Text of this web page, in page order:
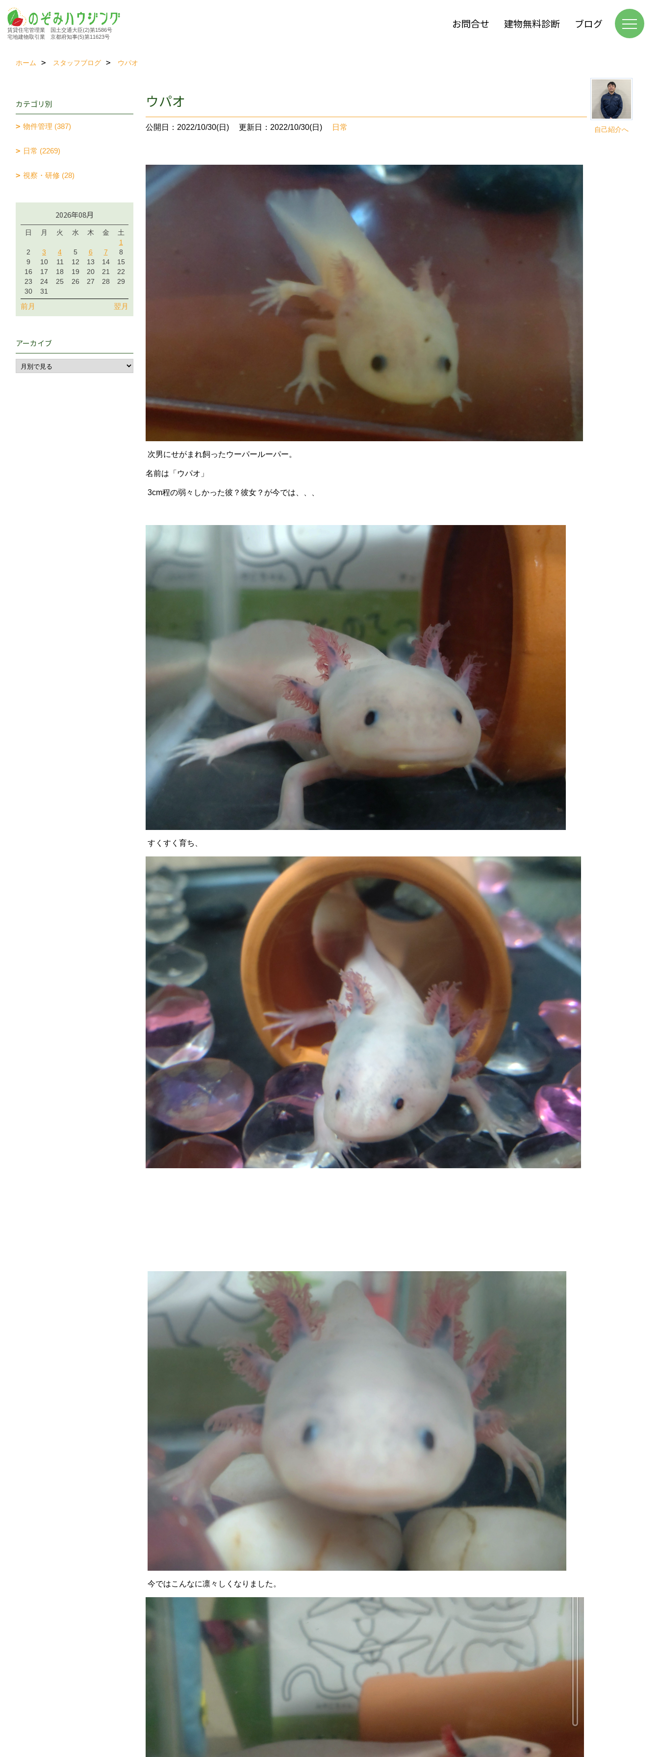
賃貸住宅管理業 国土交通大臣(2)第1586号
宅地建物取引業 京都府知事(5)第11623号
お問合せ 建物無料診断 ブログ
ホーム スタッフブログ ウパオ
自己紹介へ
ウパオ
公開日：2022/10/30(日) 更新日：2022/10/30(日) 日常
次男にせがまれ飼ったウーパールーパー。
名前は「ウパオ」
3cm程の弱々しかった彼？彼女？が今では、、、
すくすく育ち、
今ではこんなに凛々しくなりました。
カテゴリ別
物件管理 (387)
日常 (2269)
視察・研修 (28)
2026年08月
日 月 火 水 木 金
土
1
2
3 4 5 6 7
8
9
10 11 12 13 14
15
16
17 18 19 20 21
22
23
24 25 26 27 28
29
30
31
前月 翌月
アーカイブ